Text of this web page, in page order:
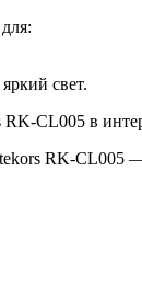
свет.
RK-CL005 в
RK-CL005